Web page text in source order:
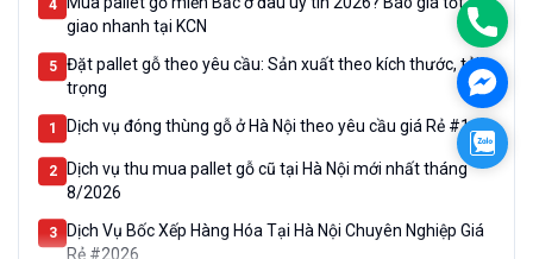
giao nhanh tại KCN
5
Đặt pallet gỗ theo yêu cầu: Sản xuất theo kích thước, tải
trọng
1 Dịch vụ đóng thùng gỗ ở Hà Nội theo yêu cầu giá Rẻ #1
2
Dịch vụ thu mua pallet gỗ cũ tại Hà Nội mới nhất tháng
8/2026
3
Dịch Vụ Bốc Xếp Hàng Hóa Tại Hà Nội Chuyên Nghiệp Giá
Rẻ #2026
Zalo